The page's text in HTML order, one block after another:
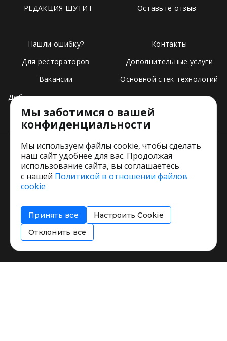
РЕДАКЦИЯ ШУТИТ
Оставьте отзыв
Нашли ошибку?
Для рестораторов
Вакансии
Добавить свое заведение
Тарифы
Контакты
Дополнительные услуги
Основной стек технологий
Пользовательское соглашение
Соглашение об информировании
Политика использования cookies
Мы заботимся о вашей
конфиденциальности
Мы используем файлы cookie, чтобы сделать
наш сайт удобнее для вас. Продолжая
использование сайта, вы соглашаетесь
с нашей Политикой в отношении файлов
cookie
Принять все
Настроить Cookie
Отклонить все